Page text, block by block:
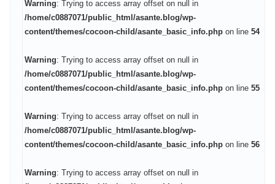
Warning: Trying to access array offset on null in
/home/c0887071/public_html/asante.blog/wp-
content/themes/cocoon-child/asante_basic_info.php on line 54
Warning: Trying to access array offset on null in
/home/c0887071/public_html/asante.blog/wp-
content/themes/cocoon-child/asante_basic_info.php on line 55
Warning: Trying to access array offset on null in
/home/c0887071/public_html/asante.blog/wp-
content/themes/cocoon-child/asante_basic_info.php on line 56
Warning: Trying to access array offset on null in